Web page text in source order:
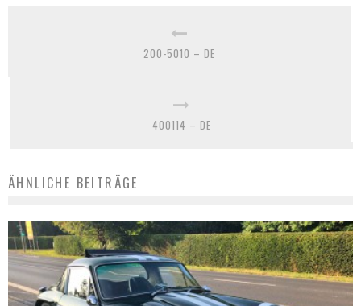
200-5010 – DE
400114 – DE
ÄHNLICHE BEITRÄGE